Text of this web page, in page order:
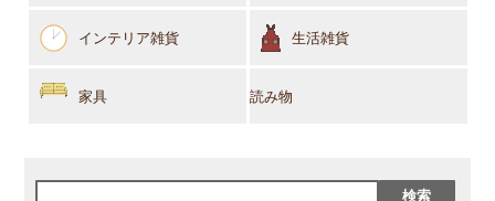
インテリア雑貨 生活雑貨
家具 読み物